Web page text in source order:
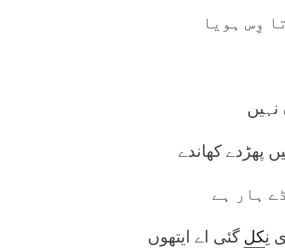
وِس ہویا
نہیں
پھڑدے کھاندے
ہار ہے
نِکلگئی اے ایتھوں